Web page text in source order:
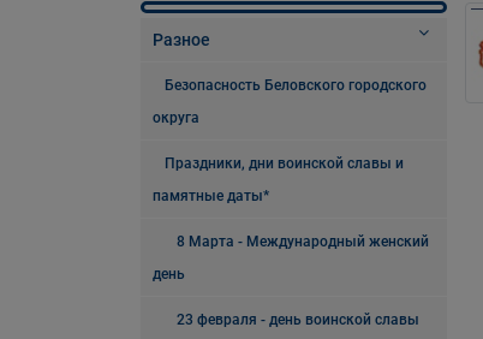
Разное
Безопасность Беловского городского
округа
Праздники, дни воинской славы и
памятные даты*
8 Марта - Международный женский
день
23 февраля - день воинской славы